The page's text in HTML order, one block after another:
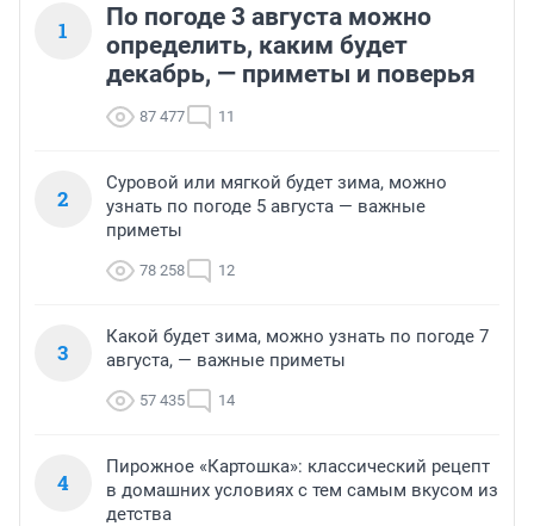
1
По погоде 3 августа можно
определить, каким будет
декабрь, — приметы и поверья
87 477 11
2
Суровой или мягкой будет зима, можно
узнать по погоде 5 августа — важные
приметы
78 258 12
3
Какой будет зима, можно узнать по погоде 7
августа, — важные приметы
57 435 14
4
Пирожное «Картошка»: классический рецепт
в домашних условиях с тем самым вкусом из
детства